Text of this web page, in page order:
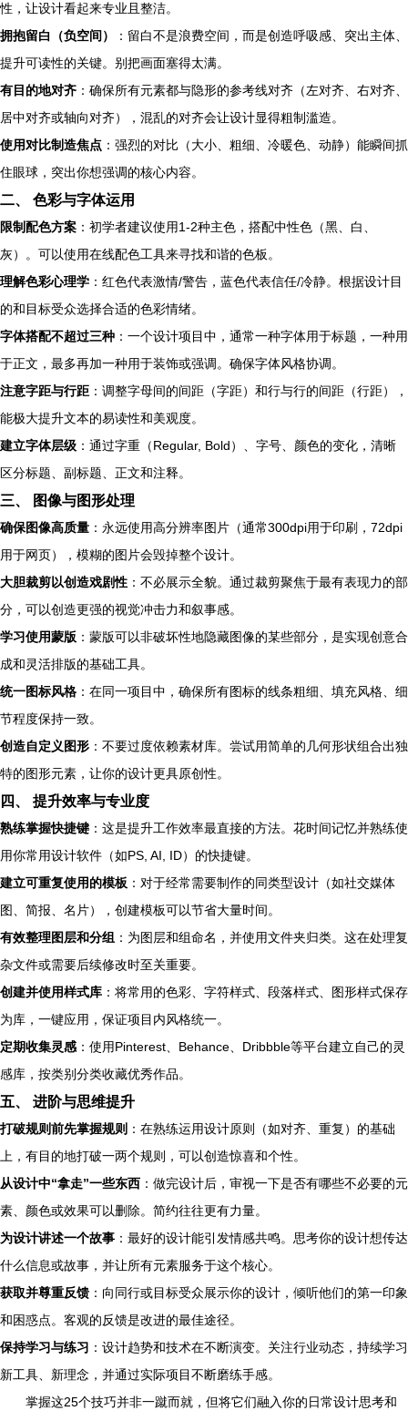
性，让设计看起来专业且整洁。
拥抱留白（负空间）
：留白不是浪费空间，而是创造呼吸感、突出主体、
提升可读性的关键。别把画面塞得太满。
有目的地对齐 ：确保所有元素都与隐形的参考线对齐（左对齐、右对齐、
居中对齐或轴向对齐），混乱的对齐会让设计显得粗制滥造。
使用对比制造焦点 ：强烈的对比（大小、粗细、冷暖色、动静）能瞬间抓
住眼球，突出你想强调的核心内容。
二、 色彩与字体运用
限制配色方案 ：初学者建议使用1-2种主色，搭配中性色（黑、白、
灰）。可以使用在线配色工具来寻找和谐的色板。
理解色彩心理学 ：红色代表激情/警告，蓝色代表信任/冷静。根据设计目
的和目标受众选择合适的色彩情绪。
字体搭配不超过三种 ：一个设计项目中，通常一种字体用于标题，一种用
于正文，最多再加一种用于装饰或强调。确保字体风格协调。
注意字距与行距 ：调整字母间的间距（字距）和行与行的间距（行距），
能极大提升文本的易读性和美观度。
建立字体层级 ：通过字重（Regular, Bold）、字号、颜色的变化，清晰
区分标题、副标题、正文和注释。
三、 图像与图形处理
确保图像高质量 ：永远使用高分辨率图片（通常300dpi用于印刷，72dpi
用于网页），模糊的图片会毁掉整个设计。
大胆裁剪以创造戏剧性 ：不必展示全貌。通过裁剪聚焦于最有表现力的部
分，可以创造更强的视觉冲击力和叙事感。
学习使用蒙版 ：蒙版可以非破坏性地隐藏图像的某些部分，是实现创意合
成和灵活排版的基础工具。
统一图标风格 ：在同一项目中，确保所有图标的线条粗细、填充风格、细
节程度保持一致。
创造自定义图形 ：不要过度依赖素材库。尝试用简单的几何形状组合出独
特的图形元素，让你的设计更具原创性。
四、 提升效率与专业度
熟练掌握快捷键 ：这是提升工作效率最直接的方法。花时间记忆并熟练使
用你常用设计软件（如PS, AI, ID）的快捷键。
建立可重复使用的模板 ：对于经常需要制作的同类型设计（如社交媒体
图、简报、名片），创建模板可以节省大量时间。
有效整理图层和分组 ：为图层和组命名，并使用文件夹归类。这在处理复
杂文件或需要后续修改时至关重要。
创建并使用样式库 ：将常用的色彩、字符样式、段落样式、图形样式保存
为库，一键应用，保证项目内风格统一。
定期收集灵感 ：使用Pinterest、Behance、Dribbble等平台建立自己的灵
感库，按类别分类收藏优秀作品。
五、 进阶与思维提升
打破规则前先掌握规则 ：在熟练运用设计原则（如对齐、重复）的基础
上，有目的地打破一两个规则，可以创造惊喜和个性。
从设计中“拿走”一些东西 ：做完设计后，审视一下是否有哪些不必要的元
素、颜色或效果可以删除。简约往往更有力量。
为设计讲述一个故事 ：最好的设计能引发情感共鸣。思考你的设计想传达
什么信息或故事，并让所有元素服务于这个核心。
获取并尊重反馈 ：向同行或目标受众展示你的设计，倾听他们的第一印象
和困惑点。客观的反馈是改进的最佳途径。
保持学习与练习 ：设计趋势和技术在不断演变。关注行业动态，持续学习
新工具、新理念，并通过实际项目不断磨练手感。
掌握这25个技巧并非一蹴而就，但将它们融入你的日常设计思考和